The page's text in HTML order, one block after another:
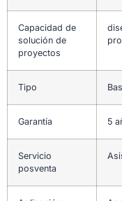
Capacidad de
solución de
proyectos
Tipo
Garantía 5
Servicio
posventa